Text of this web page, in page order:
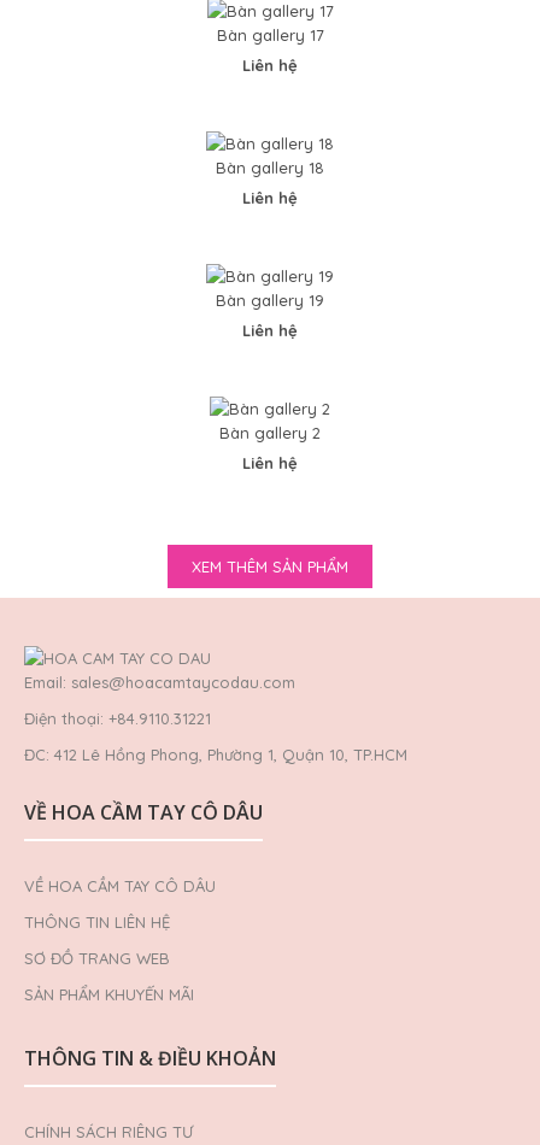
Bàn gallery 12
0VND
0VND
..
Bàn gallery 17
Liên hệ
Bàn gallery 18
Liên hệ
Bàn gallery 19
Liên hệ
Bàn gallery 2
Liên hệ
XEM THÊM SẢN PHẨM
Email: sales@hoacamtaycodau.com
Điện thoại: +84.9110.31221
ĐC: 412 Lê Hồng Phong, Phường 1, Quận 10, TP.HCM
VỀ HOA CẦM TAY CÔ DÂU
VỀ HOA CẦM TAY CÔ DÂU
THÔNG TIN LIÊN HỆ
SƠ ĐỒ TRANG WEB
SẢN PHẨM KHUYẾN MÃI
THÔNG TIN & ĐIỀU KHOẢN
CHÍNH SÁCH RIÊNG TƯ